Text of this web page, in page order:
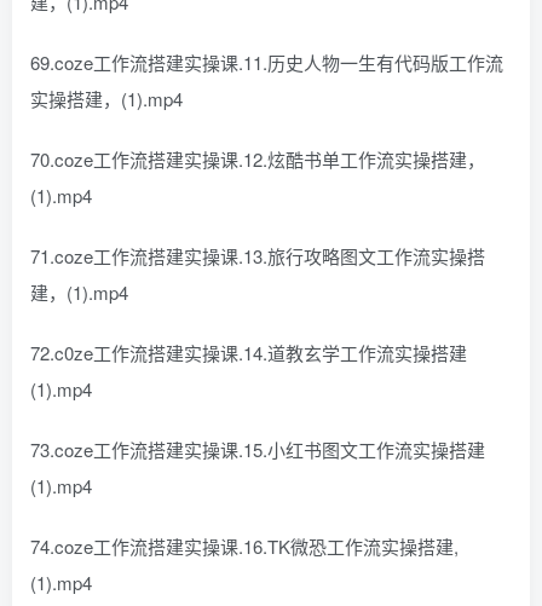
69.coze工作流搭建实操课.11.历史人物一生有代码版工作流
实操搭建，(1).mp4
70.coze工作流搭建实操课.12.炫酷书单工作流实操搭建，
(1).mp4
71.coze工作流搭建实操课.13.旅行攻略图文工作流实操搭
建，(1).mp4
72.c0ze工作流搭建实操课.14.道教玄学工作流实操搭建
(1).mp4
73.coze工作流搭建实操课.15.小红书图文工作流实操搭建
(1).mp4
74.coze工作流搭建实操课.16.TK微恐工作流实操搭建,
(1).mp4